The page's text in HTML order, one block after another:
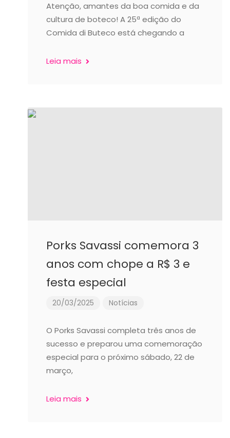
Atenção, amantes da boa comida e da
cultura de boteco! A 25ª edição do
Comida di Buteco está chegando a
Leia mais
Porks Savassi comemora 3
anos com chope a R$ 3 e
festa especial
20/03/2025 Notícias
O Porks Savassi completa três anos de
sucesso e preparou uma comemoração
especial para o próximo sábado, 22 de
março,
Leia mais